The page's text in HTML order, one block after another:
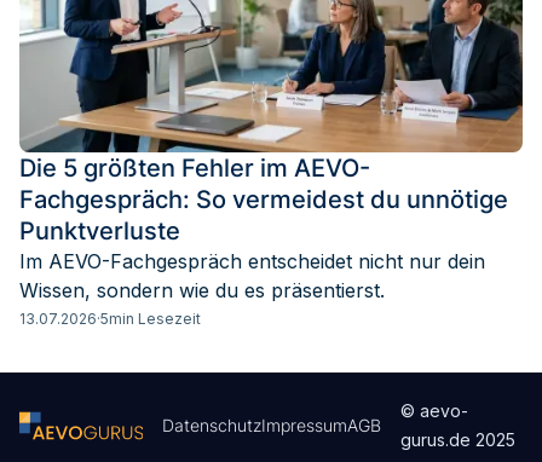
Die 5 größten Fehler im AEVO-
Fachgespräch: So vermeidest du unnötige
Punktverluste
Im AEVO-Fachgespräch entscheidet nicht nur dein
Wissen, sondern wie du es präsentierst.
13.07.2026·5min Lesezeit
DatenschutzImpressumAGB
© aevo-
gurus.de 2025